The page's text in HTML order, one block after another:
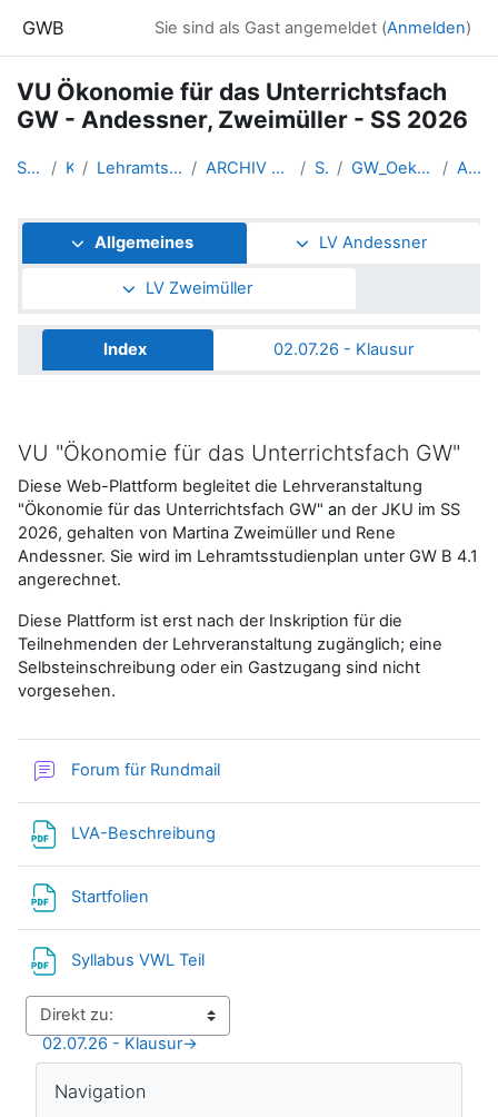
GWB Sie sind als Gast angemeldet (Anmelden)
VU Ökonomie für das Unterrichtsfach
GW - Andessner, Zweimüller - SS 2026
Startseite Kurse Lehramtsausbildung GW im Clust... ARCHIV - Lehrveranstaltungen a... SS 2026 GW_Oekonomie_BasisVU_2026ss Allgemeines
Abschnittsübersicht
Allgemeines LV Andessner
LV Zweimüller
Index 02.07.26 - Klausur
VU "Ökonomie für das Unterrichtsfach GW"
Diese Web-Plattform begleitet die Lehrveranstaltung
"Ökonomie für das Unterrichtsfach GW" an der JKU im SS
2026, gehalten von Martina Zweimüller und Rene
Andessner. Sie wird im Lehramtsstudienplan unter GW B 4.1
angerechnet.
Diese Plattform ist erst nach der Inskription für die
Teilnehmenden der Lehrveranstaltung zugänglich; eine
Selbsteinschreibung oder ein Gastzugang sind nicht
vorgesehen.
Forum für Rundmail
LVA-Beschreibung
Startfolien
Syllabus VWL Teil
→
02.07.26 - Klausur
Blöcke
Navigation